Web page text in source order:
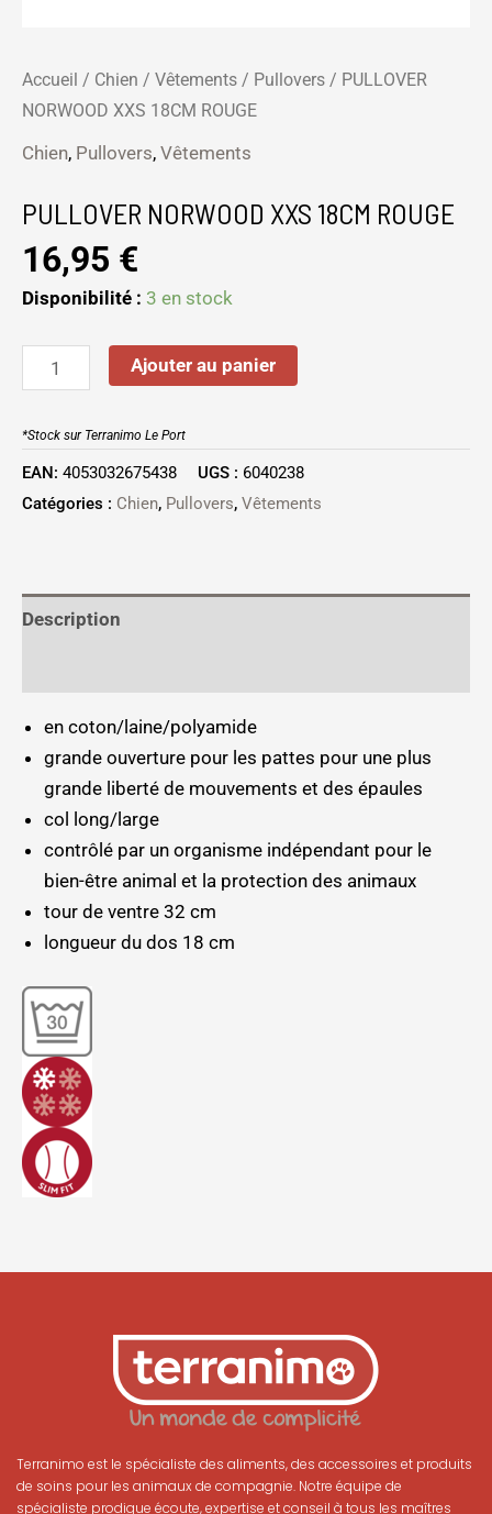
Accueil / Chien / Vêtements / Pullovers / PULLOVER
NORWOOD XXS 18CM ROUGE
Chien, Pullovers, Vêtements
PULLOVER NORWOOD XXS 18CM ROUGE
16,95 €
Disponibilité : 3 en stock
Ajouter au panier
*Stock sur Terranimo Le Port
EAN: 4053032675438 UGS : 6040238
Catégories : Chien, Pullovers, Vêtements
Description
en coton/laine/polyamide
grande ouverture pour les pattes pour une plus
grande liberté de mouvements et des épaules
col long/large
contrôlé par un organisme indépendant pour le
bien-être animal et la protection des animaux
tour de ventre 32 cm
longueur du dos 18 cm
Terranimo est le spécialiste des aliments, des accessoires et produits
de soins pour les animaux de compagnie. Notre équipe de
spécialiste prodigue écoute, expertise et conseil à tous les maîtres